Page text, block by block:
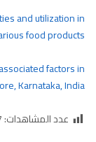
and utilization in
food products
factors in
Karnataka, India
عدد المشاهدات: